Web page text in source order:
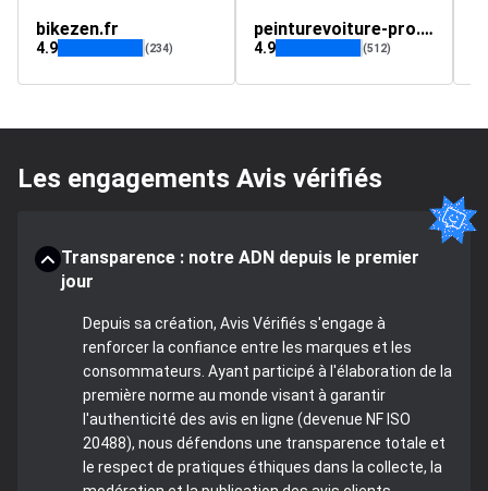
bikezen.fr
4.9 (234)
peinturevoiture-pro.fr
4.9 (512)
Les engagements Avis vérifiés
Transparence : notre ADN depuis le premier
jour
Depuis sa création, Avis Vérifiés s'engage à
renforcer la confiance entre les marques et les
consommateurs. Ayant participé à l'élaboration de la
première norme au monde visant à garantir
l'authenticité des avis en ligne (devenue NF ISO
20488), nous défendons une transparence totale et
le respect de pratiques éthiques dans la collecte, la